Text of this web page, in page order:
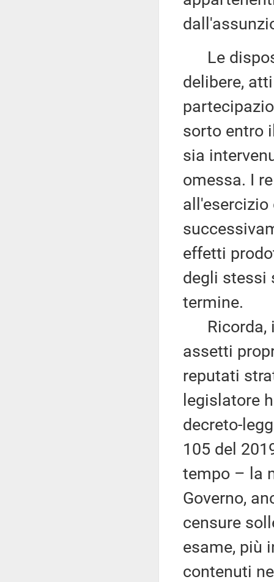
Le
delibere,
sorto entro
sia
omessa. I
effetti
degli stessi
termine.
Ricorda,
assetti
reputati
legislatore
decreto-
105 del
tempo – la
Governo,
censure
esame, più
contenuti